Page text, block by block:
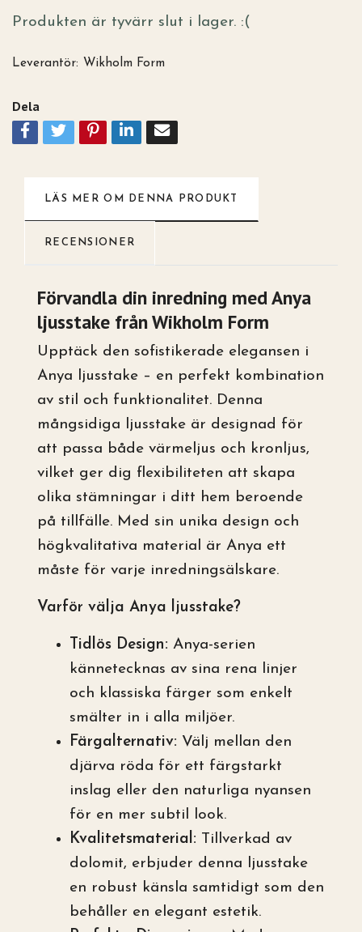
Produkten är tyvärr slut i lager. :(
Leverantör: Wikholm Form
Dela
LÄS MER OM DENNA PRODUKT
RECENSIONER
Förvandla din inredning med Anya
ljusstake från Wikholm Form
Upptäck den sofistikerade elegansen i
Anya ljusstake – en perfekt kombination
av stil och funktionalitet. Denna
mångsidiga ljusstake är designad för
att passa både värmeljus och kronljus,
vilket ger dig flexibiliteten att skapa
olika stämningar i ditt hem beroende
på tillfälle. Med sin unika design och
högkvalitativa material är Anya ett
måste för varje inredningsälskare.
Varför välja Anya ljusstake?
Tidlös Design: Anya-serien
kännetecknas av sina rena linjer
och klassiska färger som enkelt
smälter in i alla miljöer.
Färgalternativ: Välj mellan den
djärva röda för ett färgstarkt
inslag eller den naturliga nyansen
för en mer subtil look.
Kvalitetsmaterial: Tillverkad av
dolomit, erbjuder denna ljusstake
en robust känsla samtidigt som den
behåller en elegant estetik.